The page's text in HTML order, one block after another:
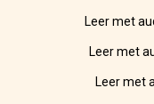
Leer met
Leer met
Leer met